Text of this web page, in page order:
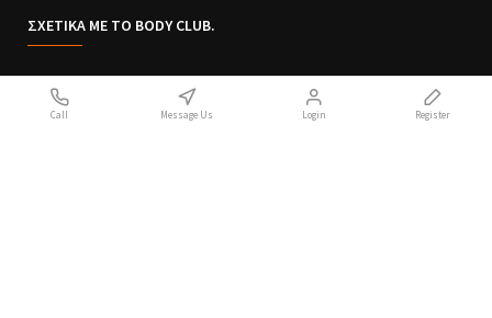
ΣΧΕΤΙΚΑ ΜΕ ΤΟ BODY CLUB.
Call Message Us Login Register